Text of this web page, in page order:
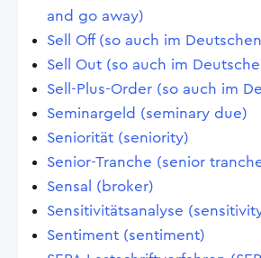
and go away)
Sell Off (so auch im
Sell Out (so auch im
Sell-Plus-Order (so auch im
Seminargeld (seminary due)
Seniorität (seniority)
Senior-Tranche (senior
Sensal (broker)
Sensitivitätsanalyse
Sentiment (sentiment)